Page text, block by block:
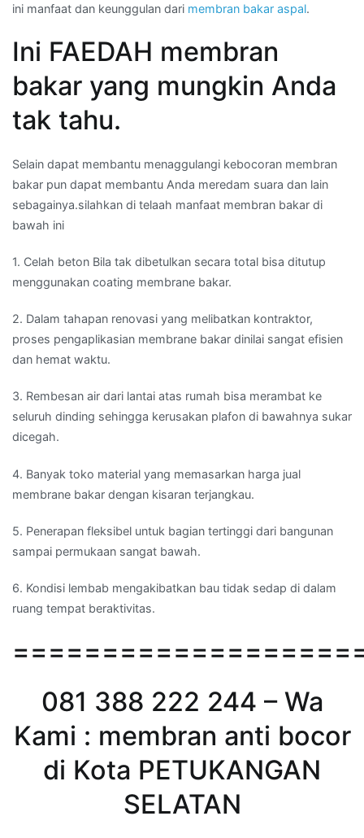
ini manfaat dan keunggulan dari membran bakar aspal.
Ini FAEDAH membran
bakar yang mungkin Anda
tak tahu.
Selain dapat membantu menaggulangi kebocoran membran
bakar pun dapat membantu Anda meredam suara dan lain
sebagainya.silahkan di telaah manfaat membran bakar di
bawah ini
1. Celah beton Bila tak dibetulkan secara total bisa ditutup
menggunakan coating membrane bakar.
2. Dalam tahapan renovasi yang melibatkan kontraktor,
proses pengaplikasian membrane bakar dinilai sangat efisien
dan hemat waktu.
3. Rembesan air dari lantai atas rumah bisa merambat ke
seluruh dinding sehingga kerusakan plafon di bawahnya sukar
dicegah.
4. Banyak toko material yang memasarkan harga jual
membrane bakar dengan kisaran terjangkau.
5. Penerapan fleksibel untuk bagian tertinggi dari bangunan
sampai permukaan sangat bawah.
6. Kondisi lembab mengakibatkan bau tidak sedap di dalam
ruang tempat beraktivitas.
081 388 222 244 – Wa
Kami : membran anti bocor
di Kota PETUKANGAN
SELATAN